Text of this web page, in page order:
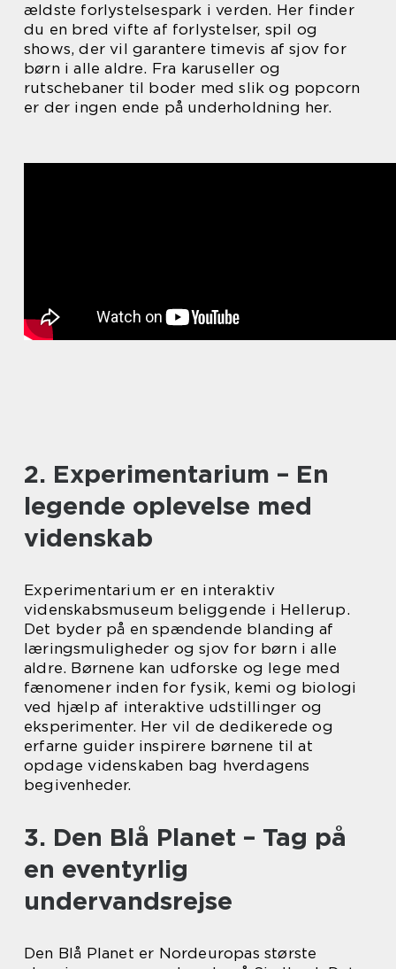
ældste forlystelsespark i verden. Her finder
du en bred vifte af forlystelser, spil og
shows, der vil garantere timevis af sjov for
børn i alle aldre. Fra karuseller og
rutschebaner til boder med slik og popcorn
er der ingen ende på underholdning her.
2. Experimentarium – En
legende oplevelse med
videnskab
Experimentarium er en interaktiv
videnskabsmuseum beliggende i Hellerup.
Det byder på en spændende blanding af
læringsmuligheder og sjov for børn i alle
aldre. Børnene kan udforske og lege med
fænomener inden for fysik, kemi og biologi
ved hjælp af interaktive udstillinger og
eksperimenter. Her vil de dedikerede og
erfarne guider inspirere børnene til at
opdage videnskaben bag hverdagens
begivenheder.
3. Den Blå Planet – Tag på
en eventyrlig
undervandsrejse
Den Blå Planet er Nordeuropas største